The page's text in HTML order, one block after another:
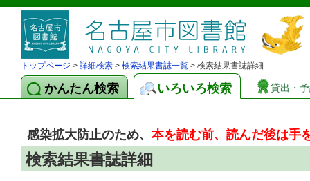
トップページ > 詳細検索 > 検索結果書誌一覧 > 検索結果書誌詳細
かんたん検索 いろいろ検索 貸出・
感染拡大防止のため、本を読む前、読んだ後は手
検索結果書誌詳細